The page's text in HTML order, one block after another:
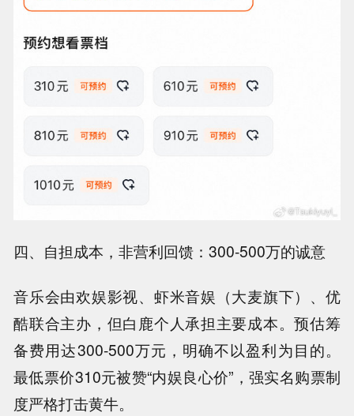
四、自担成本，非营利回馈：300-500万的诚意
音乐会由欢娱影视、虾米音娱（大麦旗下）、优
酷联合主办，但白鹿个人承担主要成本。预估筹
备费用达300-500万元，明确不以盈利为目的。
最低票价310元被赞“内娱良心价”，强实名购票制
度严格打击黄牛。